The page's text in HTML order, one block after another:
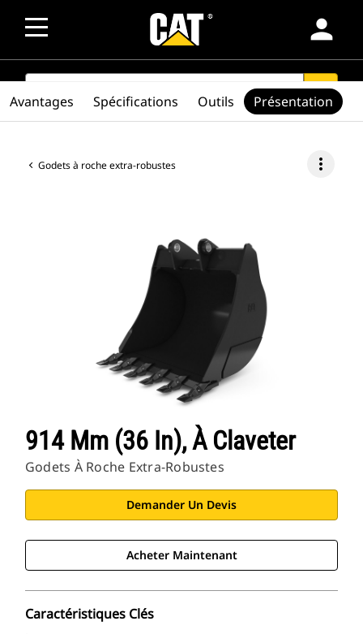
person
SEARCH search
Godets à roche extra-robustes more_vert
914 Mm (36 In), À Claveter
Godets À Roche Extra-Robustes
Demander Un Devis
Acheter Maintenant
Caractéristiques Clés
Avantages Spécifications Outils Présentation